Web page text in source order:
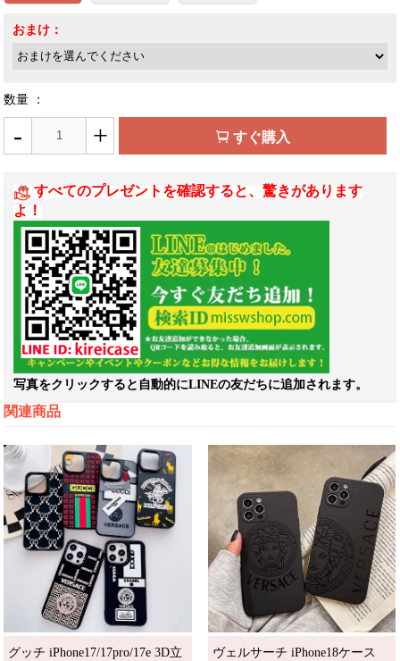
おまけ：
数量 ：
- + すぐ購入
すべてのプレゼントを確認すると、驚きがあります
よ！
写真をクリックすると自動的にLINEの友だちに追加されます。
関連商品
グッチ iPhone17/17pro/17e 3D立
ヴェルサーチ iPhone18ケース